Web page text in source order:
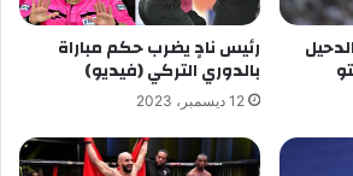
رئيس نادٍ يضرب حكم مباراة
بالدوري التركي (فيديو)
12 ديسمبر، 2023